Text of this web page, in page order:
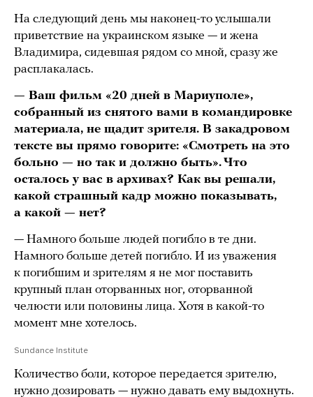
На следующий день мы наконец-то услышали
приветствие на украинском языке — и жена
Владимира, сидевшая рядом со мной, сразу же
расплакалась.
— Ваш фильм «20 дней в Мариуполе»,
собранный из снятого вами в командировке
материала, не щадит зрителя. В закадровом
тексте вы прямо говорите: «Смотреть на это
больно — но так и должно быть». Что
осталось у вас в архивах? Как вы решали,
какой страшный кадр можно показывать,
а какой — нет?
— Намного больше людей погибло в те дни.
Намного больше детей погибло. И из уважения
к погибшим и зрителям я не мог поставить
крупный план оторванных ног, оторванной
челюсти или половины лица. Хотя в какой-то
момент мне хотелось.
Sundance Institute
Количество боли, которое передается зрителю,
нужно дозировать — нужно давать ему выдохнуть.